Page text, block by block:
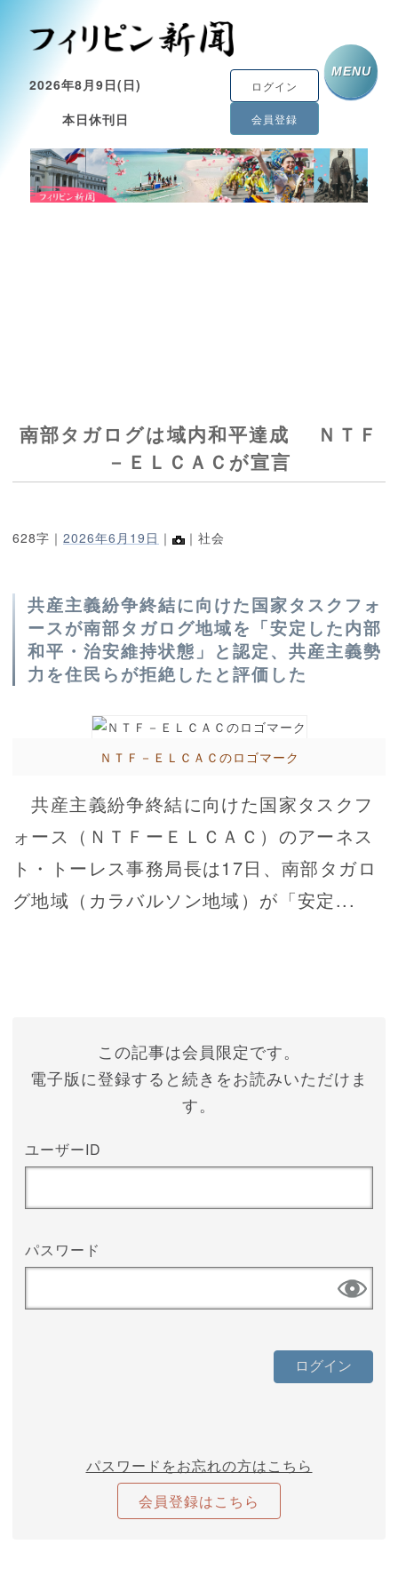
2026年8月9日(日)
本日休刊日
ログイン
会員登録
MENU
南部タガログは域内和平達成 ＮＴＦ
－ＥＬＣＡＣが宣言
628字｜ 2026年6月19日 ｜ ｜社会
共産主義紛争終結に向けた国家タスクフォ
ースが南部タガログ地域を「安定した内部
和平・治安維持状態」と認定、共産主義勢
力を住民らが拒絶したと評価した
ＮＴＦ－ＥＬＣＡＣのロゴマーク
共産主義紛争終結に向けた国家タスクフ
ォース（ＮＴＦーＥＬＣＡＣ）のアーネス
ト・トーレス事務局長は17日、南部タガロ
グ地域（カラバルソン地域）が「安定...
この記事は会員限定です。
電子版に登録すると続きをお読みいただけま
す。
ユーザーID
パスワード
パスワードをお忘れの方はこちら
会員登録はこちら